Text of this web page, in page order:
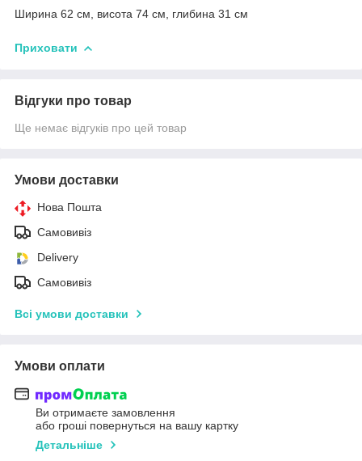
Ширина 62 см, висота 74 см, глибина 31 см
Приховати
Відгуки про товар
Ще немає відгуків про цей товар
Умови доставки
Нова Пошта
Самовивіз
Delivery
Самовивіз
Всі умови доставки
Умови оплати
Ви отримаєте замовлення
або гроші повернуться на вашу картку
Детальніше